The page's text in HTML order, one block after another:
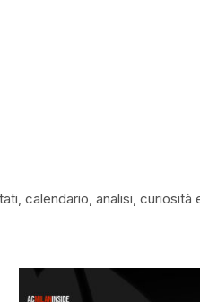
calendario, analisi, curiosità